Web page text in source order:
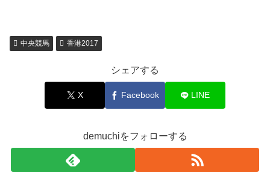
中央競馬 香港2017
シェアする
X Facebook LINE
demuchiをフォローする